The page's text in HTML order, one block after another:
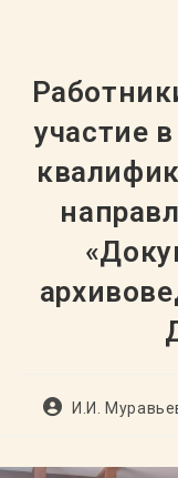
участие
АвторИ.И.